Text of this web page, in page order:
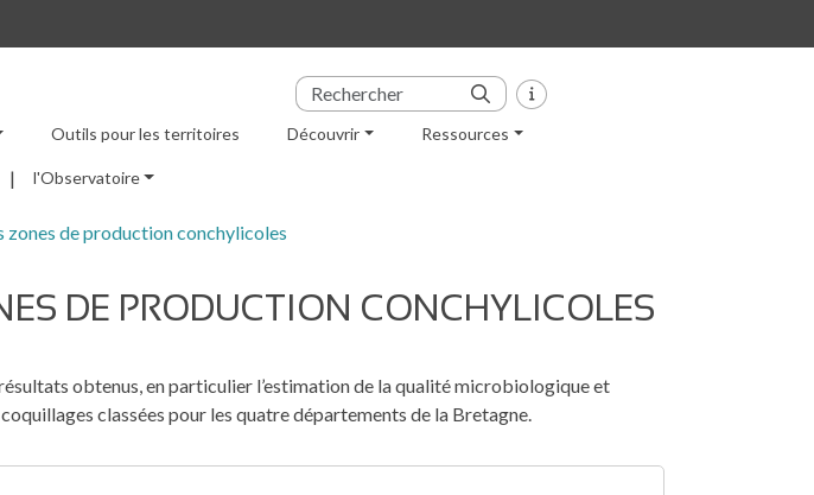
Menu principal
Outils pour les territoires Découvrir Ressources
l'Observatoire
zones de production conchylicoles
DE PRODUCTION CONCHYLICOLES
obtenus, en particulier l’estimation de la qualité microbiologique et
classées pour les quatre départements de la Bretagne.